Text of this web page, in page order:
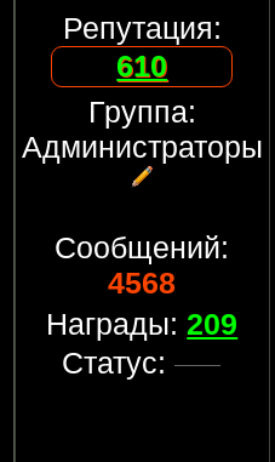
Репутация:
610
Группа:
Администраторы
Сообщений:
4568
Награды:209
Статус: